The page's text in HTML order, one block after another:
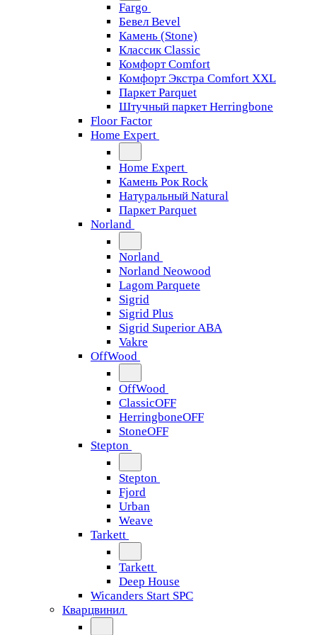
Fargo
Бевел Bevel
Камень (Stone)
Классик Classic
Комфорт Comfort
Комфорт Экстра Comfort XXL
Паркет Parquet
Штучный паркет Herringbone
Floor Factor
Home Expert
Home Expert
Камень Рок Rock
Натуральный Natural
Паркет Parquet
Norland
Norland
Norland Neowood
Lagom Parquete
Sigrid
Sigrid Plus
Sigrid Superior ABA
Vakre
OffWood
OffWood
ClassicOFF
HerringboneOFF
StoneOFF
Stepton
Stepton
Fjord
Urban
Weave
Tarkett
Tarkett
Deep House
Wicanders Start SPC
Кварцвинил